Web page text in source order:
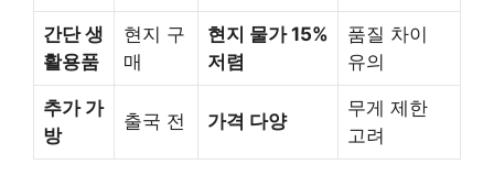
간단 생
활용품
현지 구
매
현지 물가 15%
저렴
품질 차이
유의
추가 가
방
출국 전 가격 다양
무게 제한
고려